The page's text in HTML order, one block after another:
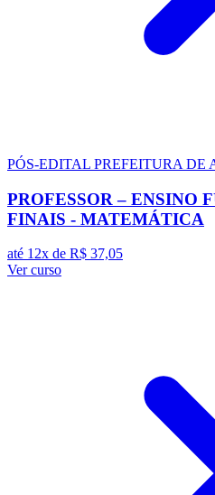
PÓS-EDITAL PREFEITURA DE
PROFESSOR – ENSINO
FINAIS - MATEMÁTICA
até 12x de R$ 37,05
Ver curso